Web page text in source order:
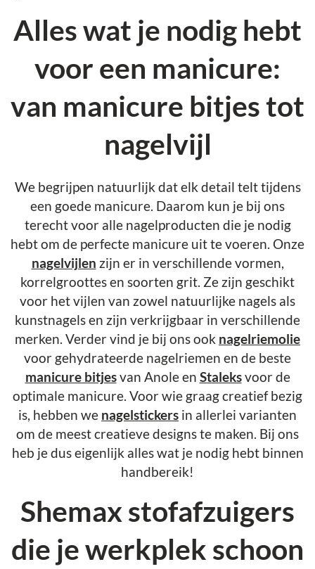
Alles wat je nodig hebt
voor een manicure:
van manicure bitjes tot
nagelvijl
We begrijpen natuurlijk dat elk detail telt tijdens
een goede manicure. Daarom kun je bij ons
terecht voor alle nagelproducten die je nodig
hebt om de perfecte manicure uit te voeren. Onze
nagelvijlen zijn er in verschillende vormen,
korrelgroottes en soorten grit. Ze zijn geschikt
voor het vijlen van zowel natuurlijke nagels als
kunstnagels en zijn verkrijgbaar in verschillende
merken. Verder vind je bij ons ook nagelriemolie
voor gehydrateerde nagelriemen en de beste
manicure bitjesvan Anole en Staleksvoor de
optimale manicure. Voor wie graag creatief bezig
is, hebben we nagelstickers in allerlei varianten
om de meest creatieve designs te maken. Bij ons
heb je dus eigenlijk alles wat je nodig hebt binnen
handbereik!
Shemax stofafzuigers
die je werkplek schoon